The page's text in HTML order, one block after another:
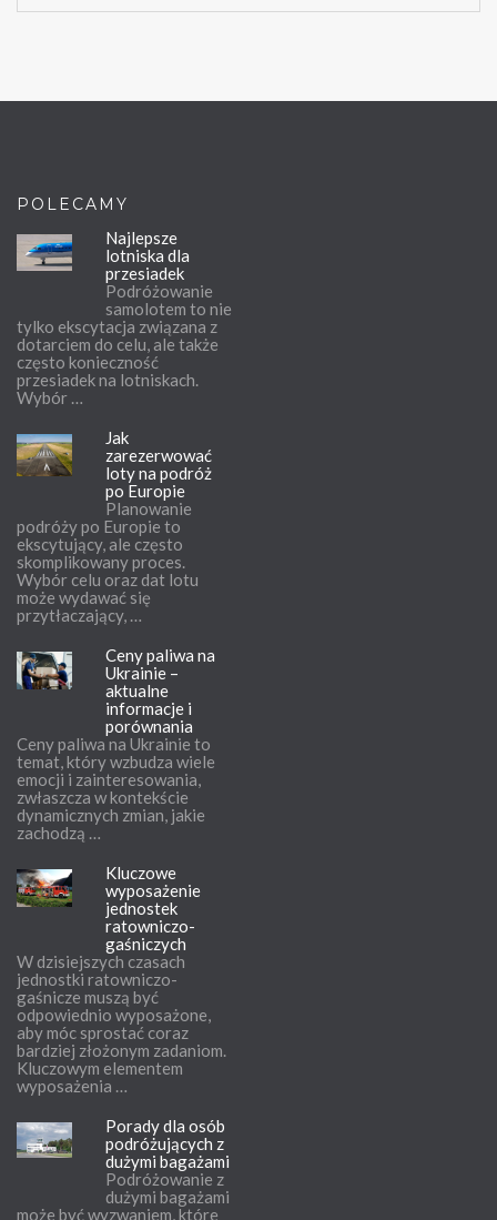
POLECAMY
Najlepsze
lotniska dla
przesiadek
Podróżowanie
samolotem to nie
tylko ekscytacja związana z
dotarciem do celu, ale także
często konieczność
przesiadek na lotniskach.
Wybór …
Jak
zarezerwować
loty na podróż
po Europie
Planowanie
podróży po Europie to
ekscytujący, ale często
skomplikowany proces.
Wybór celu oraz dat lotu
może wydawać się
przytłaczający, …
Ceny paliwa na
Ukrainie –
aktualne
informacje i
porównania
Ceny paliwa na Ukrainie to
temat, który wzbudza wiele
emocji i zainteresowania,
zwłaszcza w kontekście
dynamicznych zmian, jakie
zachodzą …
Kluczowe
wyposażenie
jednostek
ratowniczo-
gaśniczych
W dzisiejszych czasach
jednostki ratowniczo-
gaśnicze muszą być
odpowiednio wyposażone,
aby móc sprostać coraz
bardziej złożonym zadaniom.
Kluczowym elementem
wyposażenia …
Porady dla osób
podróżujących z
dużymi bagażami
Podróżowanie z
dużymi bagażami
może być wyzwaniem, które